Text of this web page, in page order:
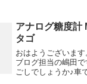
（2016年）までの1
新たに感染してい
アナログ糖度計
タゴ
おはようございます
ブログ担当の嶋田
ごしでしょうか♪車